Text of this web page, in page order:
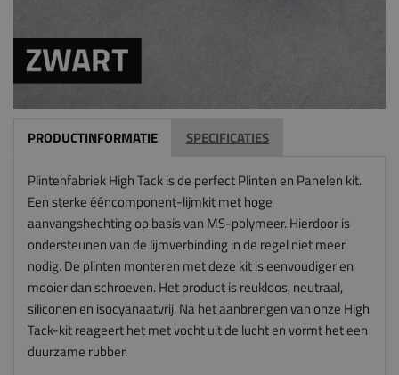
PRODUCTINFORMATIE SPECIFICATIES
Plintenfabriek High Tack is de perfect Plinten en Panelen kit.
Een sterke ééncomponent-lijmkit met hoge
aanvangshechting op basis van MS-polymeer. Hierdoor is
ondersteunen van de lijmverbinding in de regel niet meer
nodig. De plinten monteren met deze kit is eenvoudiger en
mooier dan schroeven. Het product is reukloos, neutraal,
siliconen en isocyanaatvrij. Na het aanbrengen van onze High
Tack-kit reageert het met vocht uit de lucht en vormt het een
duurzame rubber.